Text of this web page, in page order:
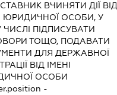
ВЧИНЯТИ ДІЇ ВІД
ЮРИДИЧНОЇ ОСОБИ, У
ЧИСЛІ ПІДПИСУВАТИ
ТОЩО, ПОДАВАТИ
ДЛЯ ДЕРЖАВНОЇ
ВІД ІМЕНІ
ОСОБИ
-